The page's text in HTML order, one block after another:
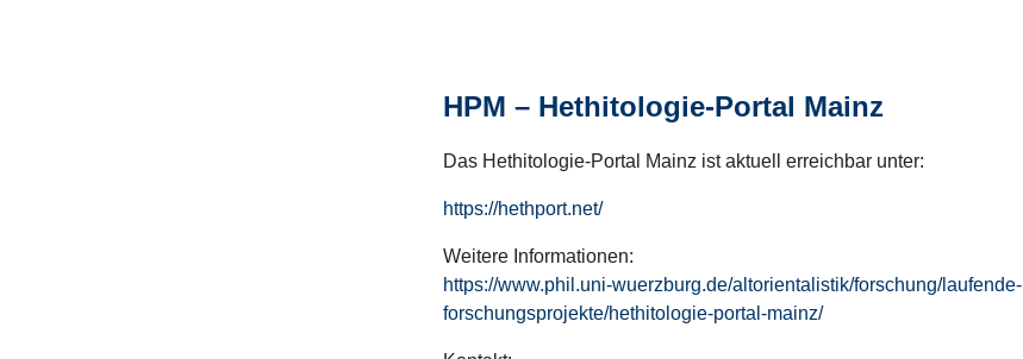
HPM – Hethitologie-Portal Mainz
Das Hethitologie-Portal Mainz ist aktuell erreichbar unter:
https://hethport.net/
Weitere Informationen:
https://www.phil.uni-wuerzburg.de/altorientalistik/forschung/laufende-
forschungsprojekte/hethitologie-portal-mainz/